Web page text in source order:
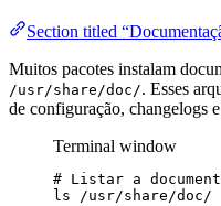
Section titled
Muitos pacotes instalam
/usr/share/doc/. Esses
de configuração, changelogs
Terminal window
# Listar a
ls
/usr/share/doc/